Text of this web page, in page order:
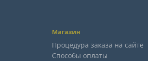
Магазин
Процедура заказа на сайте
Способы оплаты